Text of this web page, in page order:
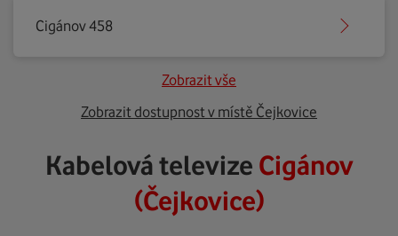
Cigánov 458
Zobrazit vše
Zobrazit dostupnost v místě Čejkovice
Kabelová televize Cigánov
(Čejkovice)